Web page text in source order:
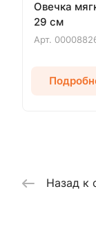
Овечка
29 см
Арт.
Назад к